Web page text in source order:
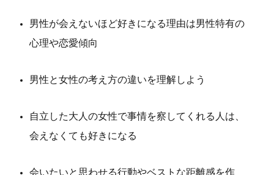
男性が会えないほど好きになる理由は男性特有の
心理や恋愛傾向
男性と女性の考え方の違いを理解しよう
自立した大人の女性で事情を察してくれる人は、
会えなくても好きになる
会いたいと思わせる行動やベストな距離感を作